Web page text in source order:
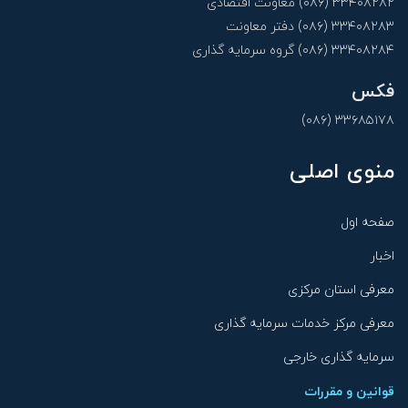
۳۳۴۰۸۲۸۳ (۰۸۶) دفتر معاونت
۳۳۴۰۸۲۸۴ (۰۸۶) گروه سرمایه گذاری
فکس
۳۳۶۸۵۱۷۸ (۰۸۶)
منوی اصلی
صفحه اول
اخبار
معرفی استان مرکزی
معرفی مرکز خدمات سرمایه گذاری
سرمایه گذاری خارجی
قوانین و مقررات